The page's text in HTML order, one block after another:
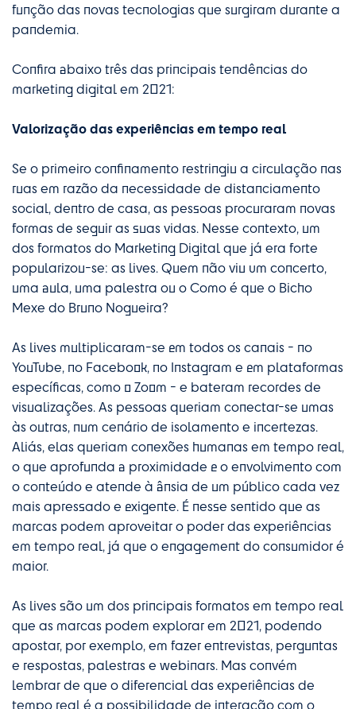
função das novas tecnologias que surgiram durante a
pandemia.
Confira abaixo três das principais tendências do
marketing digital em 2021:
Valorização das experiências em tempo real
Se o primeiro confinamento restringiu a circulação nas
ruas em razão da necessidade de distanciamento
social, dentro de casa, as pessoas procuraram novas
formas de seguir as suas vidas. Nesse contexto, um
dos formatos do Marketing Digital que já era forte
popularizou-se: as lives. Quem não viu um concerto,
uma aula, uma palestra ou o Como é que o Bicho
Mexe do Bruno Nogueira?
As lives multiplicaram-se em todos os canais - no
YouTube, no Facebook, no Instagram e em plataformas
específicas, como o Zoom - e bateram recordes de
visualizações. As pessoas queriam conectar-se umas
às outras, num cenário de isolamento e incertezas.
Aliás, elas queriam conexões humanas em tempo real,
o que aprofunda a proximidade e o envolvimento com
o conteúdo e atende à ânsia de um público cada vez
mais apressado e exigente. É nesse sentido que as
marcas podem aproveitar o poder das experiências
em tempo real, já que o engagement do consumidor é
maior.
As lives são um dos principais formatos em tempo real
que as marcas podem explorar em 2021, podendo
apostar, por exemplo, em fazer entrevistas, perguntas
e respostas, palestras e webinars. Mas convém
lembrar de que o diferencial das experiências de
tempo real é a possibilidade de interação com o